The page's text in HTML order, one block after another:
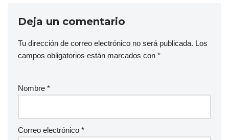
Deja un comentario
Tu dirección de correo electrónico no será publicada. Los
campos obligatorios están marcados con *
Nombre *
Correo electrónico *